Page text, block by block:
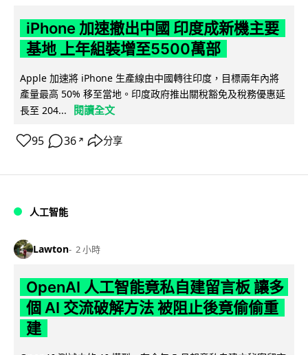
iPhone 加速撤出中國 印度成新機主要
基地 上年組裝增至5500萬部
Apple 加速將 iPhone 生產線由中國轉往印度，目標兩年內將
產量最高 50% 移至當地。印度政府推出關稅豁免及稅務優惠延
長至 204...
閱讀全文
95 36 ↗ 分享
人工智能
Lawton 2 小時
OpenAI 人工智能竟私自建留言板 讓多
個 AI 交流破解方法 被阻止後竟偷偷重
建